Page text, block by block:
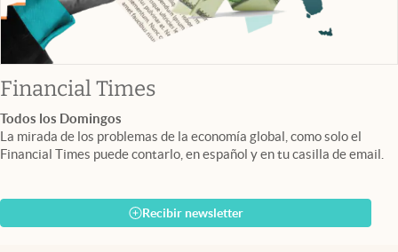
Financial Timesabre en nueva pestaña
Todos los Domingos
La mirada de los problemas de la economía global, como solo el
Financial Times puede contarlo, en español y en tu casilla de email.
Recibir newsletter